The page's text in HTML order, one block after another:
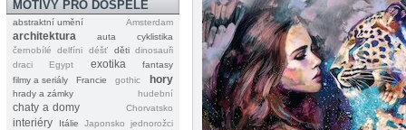
MOTIVY PRO DOSPĚLÉ
abstraktní umění Amsterdam
architektura auta
cyklistika
černobílé
delfíni déšť děti dinosauři
draci
Egypt exotika
fantasy
filmy a seriály
Francie gothic hory
hrady a zámky hudební
chaty a domy Chorvatsko
interiéry Itálie Japonsko
jednorožci